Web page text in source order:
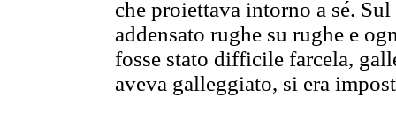
che proiettava intorno a sé.
addensato rughe su rughe e
fosse stato difficile farcela,
aveva galleggiato, si era